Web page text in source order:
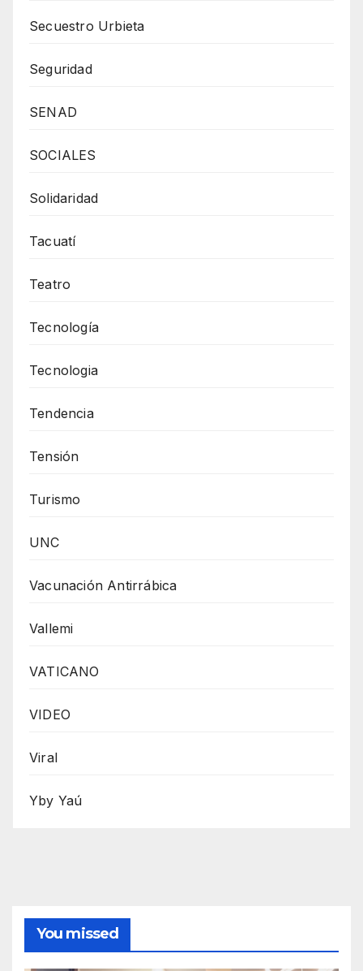
Secuestro Urbieta
Seguridad
SENAD
SOCIALES
Solidaridad
Tacuatí
Teatro
Tecnología
Tecnologia
Tendencia
Tensión
Turismo
UNC
Vacunación Antirrábica
Vallemi
VATICANO
VIDEO
Viral
Yby Yaú
You missed